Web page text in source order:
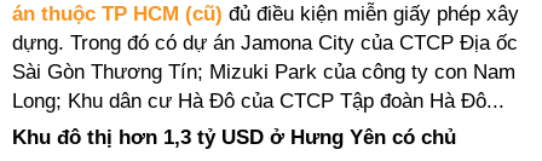
án thuộc TP HCM (cũ) đủ điều kiện miễn giấy phép xây
dựng. Trong đó có dự án Jamona City của CTCP Địa ốc
Sài Gòn Thương Tín; Mizuki Park của công ty con Nam
Long; Khu dân cư Hà Đô của CTCP Tập đoàn Hà Đô...
Khu đô thị hơn 1,3 tỷ USD ở Hưng Yên có chủ